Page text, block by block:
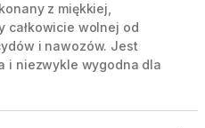
z miękkiej,
całkowicie wolnej od
i nawozów. Jest
i niezwykle wygodna dla